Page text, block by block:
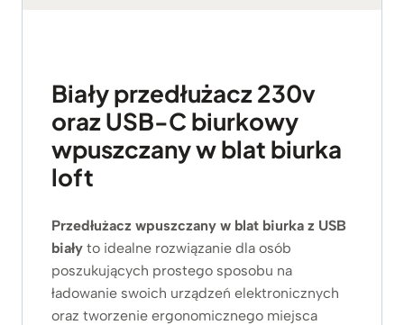
Biały przedłużacz 230v
oraz USB-C biurkowy
wpuszczany w blat biurka
loft
Przedłużacz wpuszczany w blat biurka z USB
biały to idealne rozwiązanie dla osób
poszukujących prostego sposobu na
ładowanie swoich urządzeń elektronicznych
oraz tworzenie ergonomicznego miejsca